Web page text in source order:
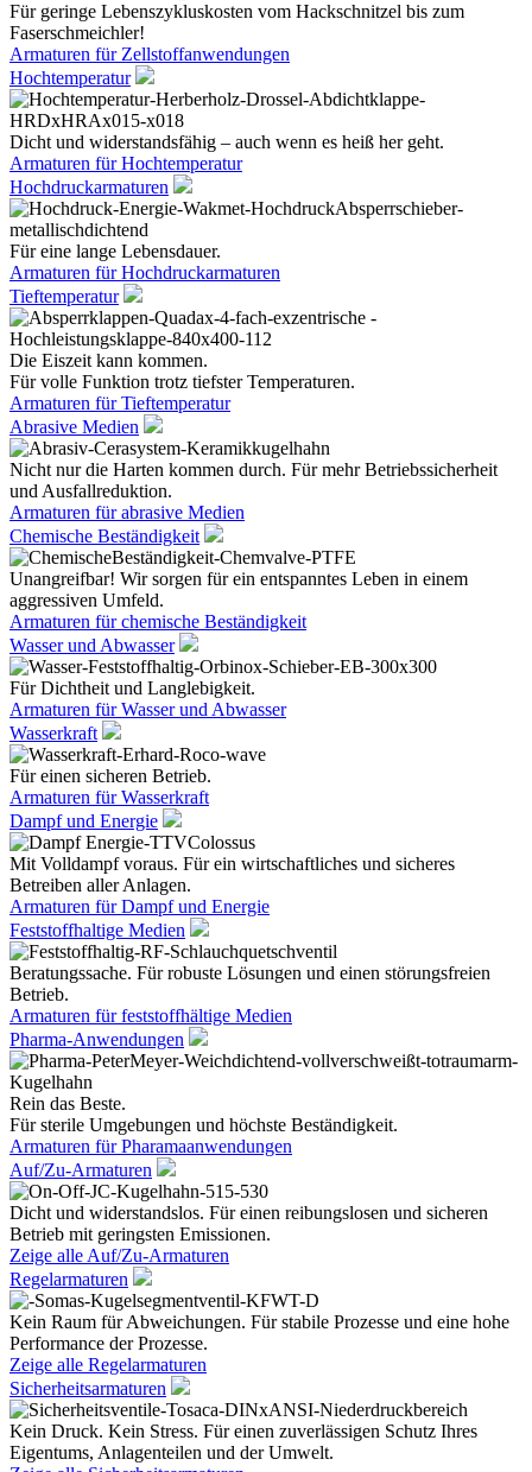
Für geringe Lebenszykluskosten vom Hackschnitzel bis zum
Faserschmeichler!
Armaturen für Zellstoffanwendungen
Hochtemperatur
Dicht und widerstandsfähig – auch wenn es heiß her geht.
Armaturen für Hochtemperatur
Hochdruckarmaturen
Für eine lange Lebensdauer.
Armaturen für Hochdruckarmaturen
Tieftemperatur
Die Eiszeit kann kommen.
Für volle Funktion trotz tiefster Temperaturen.
Armaturen für Tieftemperatur
Abrasive Medien
Nicht nur die Harten kommen durch. Für mehr Betriebssicherheit
und Ausfallreduktion.
Armaturen für abrasive Medien
Chemische Beständigkeit
Unangreifbar! Wir sorgen für ein entspanntes Leben in einem
aggressiven Umfeld.
Armaturen für chemische Beständigkeit
Wasser und Abwasser
Für Dichtheit und Langlebigkeit.
Armaturen für Wasser und Abwasser
Wasserkraft
Für einen sicheren Betrieb.
Armaturen für Wasserkraft
Dampf und Energie
Mit Volldampf voraus. Für ein wirtschaftliches und sicheres
Betreiben aller Anlagen.
Armaturen für Dampf und Energie
Feststoffhaltige Medien
Beratungssache. Für robuste Lösungen und einen störungsfreien
Betrieb.
Armaturen für feststoffhältige Medien
Pharma-Anwendungen
Rein das Beste.
Für sterile Umgebungen und höchste Beständigkeit.
Armaturen für Pharamaanwendungen
Auf/Zu-Armaturen
Dicht und widerstandslos. Für einen reibungslosen und sicheren
Betrieb mit geringsten Emissionen.
Zeige alle Auf/Zu-Armaturen
Regelarmaturen
Kein Raum für Abweichungen. Für stabile Prozesse und eine hohe
Performance der Prozesse.
Zeige alle Regelarmaturen
Sicherheitsarmaturen
Kein Druck. Kein Stress. Für einen zuverlässigen Schutz Ihres
Eigentums, Anlagenteilen und der Umwelt.